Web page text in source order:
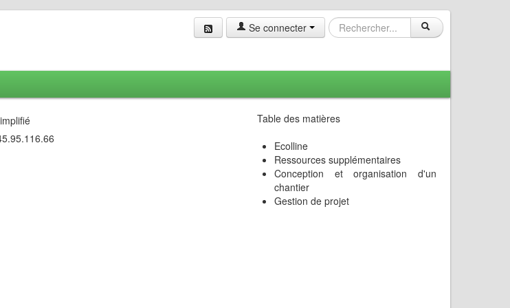
Se connecter
Table des matières
Ecolline
Ressources supplémentaires
Conception et organisation d'un
chantier
Gestion de projet